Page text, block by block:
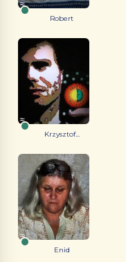
Robert
Krzysztof...
Enid